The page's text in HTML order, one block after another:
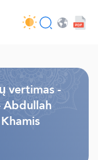
API
vertimas -